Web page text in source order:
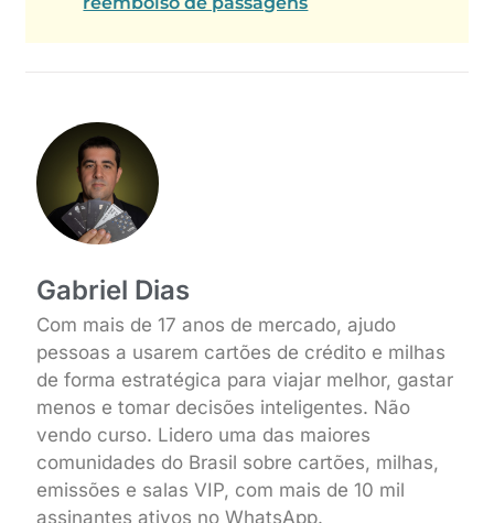
Gabriel Dias
Com mais de 17 anos de mercado, ajudo
pessoas a usarem cartões de crédito e milhas
de forma estratégica para viajar melhor, gastar
menos e tomar decisões inteligentes. Não
vendo curso. Lidero uma das maiores
comunidades do Brasil sobre cartões, milhas,
emissões e salas VIP, com mais de 10 mil
assinantes ativos no WhatsApp.